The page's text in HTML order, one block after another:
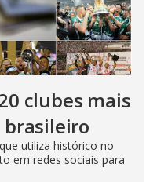
clubes mais
utiliza histórico no
em redes sociais para